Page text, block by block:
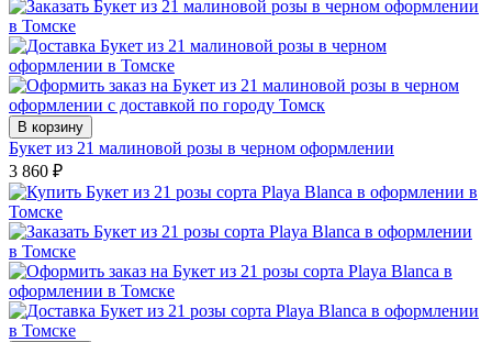
В корзину
Букет из 21 малиновой розы в черном оформлении
3 860 ₽